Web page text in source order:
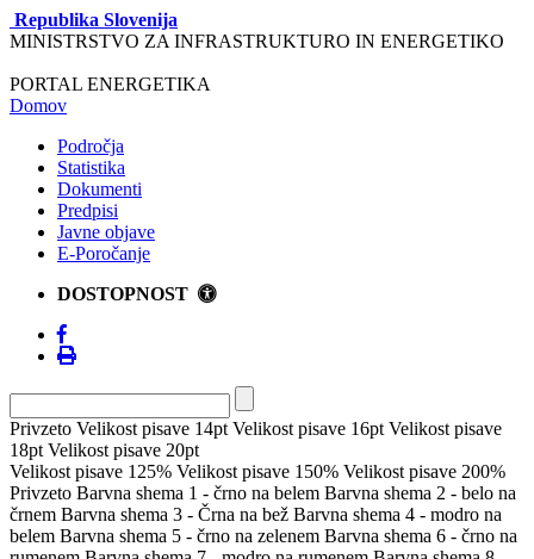
Republika Slovenija
MINISTRSTVO ZA INFRASTRUKTURO IN ENERGETIKO
PORTAL ENERGETIKA
Domov
Področja
Statistika
Dokumenti
Predpisi
Javne objave
E-Poročanje
DOSTOPNOST
Privzeto Velikost pisave 14pt Velikost pisave 16pt Velikost pisave
18pt Velikost pisave 20pt
Velikost pisave 125% Velikost pisave 150% Velikost pisave 200%
Privzeto Barvna shema 1 - črno na belem Barvna shema 2 - belo na
črnem Barvna shema 3 - Črna na bež Barvna shema 4 - modro na
belem Barvna shema 5 - črno na zelenem Barvna shema 6 - črno na